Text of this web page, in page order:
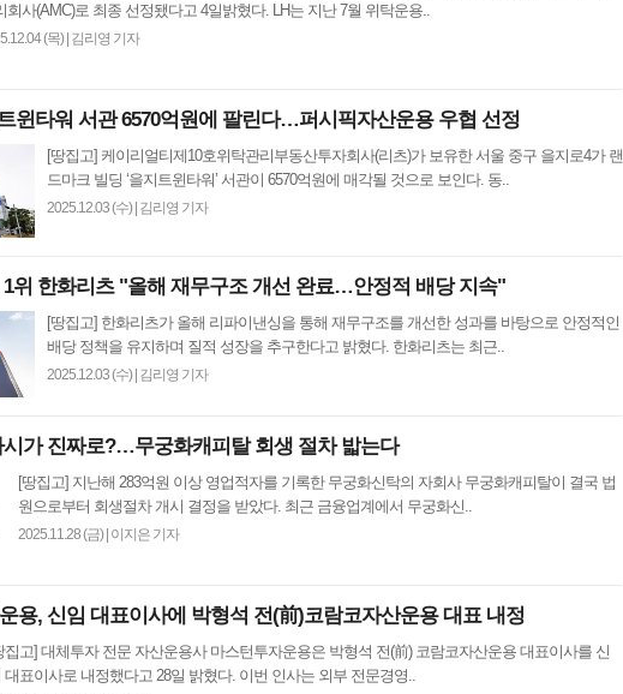
회사(AMC)로 최종 선정됐다고 4일밝혔다. LH는 지난 7월 위탁운용..
(목)| 김리영 기자
윈타워 서관 6570억원에 팔린다…퍼시픽자산운용 우협 선정
[땅집고] 케이리얼티제10호위탁관리부동산투자회사(리츠)가 보유한 서울 중구 을지로4가 랜
드마크 빌딩 ‘을지트윈타워’ 서관이 6570억원에 매각될 것으로 보인다. 동..
2025.12.03 (수)| 김리영 기자
1위 한화리츠 "올해 재무구조 개선 완료…안정적 배당 지속"
[땅집고] 한화리츠가 올해 리파이낸싱을 통해 재무구조를 개선한 성과를 바탕으로 안정적인
배당 정책을 유지하며 질적 성장을 추구한다고 밝혔다. 한화리츠는 최근..
2025.12.03 (수)| 김리영 기자
시가 진짜로?…무궁화캐피탈 회생 절차 밟는다
[땅집고] 지난해 283억원 이상 영업적자를 기록한 무궁화신탁의 자회사 무궁화캐피탈이 결국 법
원으로부터 회생절차 개시 결정을 받았다. 최근 금융업계에서 무궁화신..
2025.11.28 (금)| 이지은 기자
용, 신임 대표이사에 박형석 전(前)코람코자산운용 대표 내정
집고] 대체투자 전문 자산운용사 마스턴투자운용은 박형석 전(前) 코람코자산운용 대표이사를 신
대표이사로 내정했다고 28일 밝혔다. 이번 인사는 외부 전문경영..